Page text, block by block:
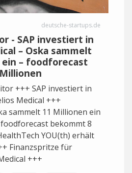
deutsche-startups.de
- SAP investiert in
– Oska sammelt
– foodforecast
+++ SAP investiert in
Medical +++
sammelt 11 Millionen ein
bekommt 8
YOU(th) erhält
Finanzspritze für
+++